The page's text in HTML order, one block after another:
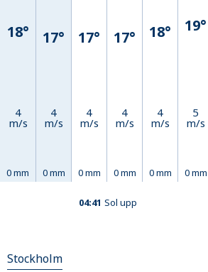
18°
4
m/s
0 mm
17°
4
m/s
0 mm
17°
4
m/s
0 mm
17°
4
m/s
0 mm
18°
4
m/s
0 mm
19°
5
m/s
0 mm
04:41 Sol upp
Stockholm